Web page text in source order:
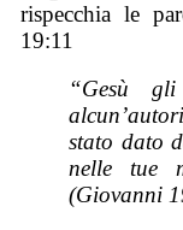
rispecchia le
19:11
“Gesù
stato dato
nelle tue
(Giovanni